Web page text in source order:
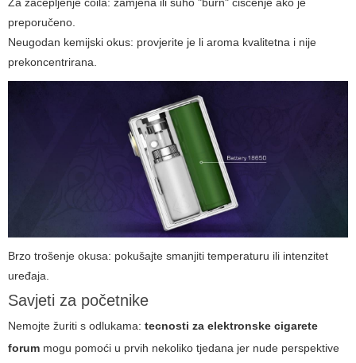
Za začepljenje coila: zamjena ili suho "burn" čišćenje ako je
preporučeno.
Neugodan kemijski okus: provjerite je li aroma kvalitetna i nije
prekoncentrirana.
Brzo trošenje okusa: pokušajte smanjiti temperaturu ili intenzitet
uređaja.
Savjeti za početnike
Nemojte žuriti s odlukama: tecnosti za elektronske cigarete
forum mogu pomoći u prvih nekoliko tjedana jer nude perspektive